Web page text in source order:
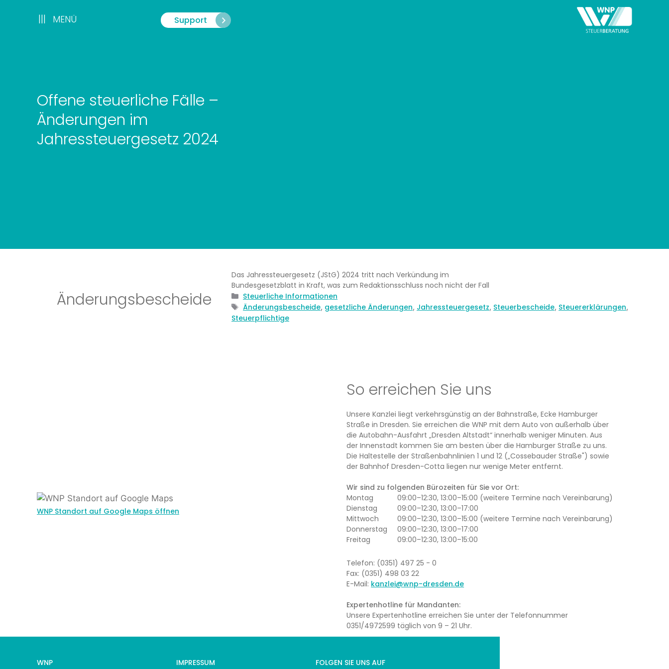
Support
||| MENÜ
|||
Offene steuerliche Fälle –
Änderungen im
Jahressteuergesetz 2024
Änderungsbescheide
Das Jahressteuergesetz (JStG) 2024 tritt nach Verkündung im
Bundesgesetzblatt in Kraft, was zum Redaktionsschluss noch nicht der Fall
Kategorien
Steuerliche Informationen
Schlagwörter
Änderungsbescheide, gesetzliche Änderungen, Jahressteuergesetz, Steuerbescheide, Steuererklärungen,
Steuerpflichtige
WNP Standort auf Google Maps öffnen
So erreichen Sie uns
Unsere Kanzlei liegt verkehrsgünstig an der Bahnstraße, Ecke Hamburger
Straße in Dresden. Sie erreichen die WNP mit dem Auto von außerhalb über
die Autobahn-Ausfahrt „Dresden Altstadt“ innerhalb weniger Minuten. Aus
der Innenstadt kommen Sie am besten über die Hamburger Straße zu uns.
Die Haltestelle der Straßenbahnlinien 1 und 12 („Cossebauder Straße") sowie
der Bahnhof Dresden-Cotta liegen nur wenige Meter entfernt.
Wir sind zu folgenden Bürozeiten für Sie vor Ort:
Montag
09:00–12:30, 13:00–15:00 (weitere Termine nach Vereinbarung)
Dienstag
09:00–12:30, 13:00–17:00
Mittwoch
09:00–12:30, 13:00–15:00 (weitere Termine nach Vereinbarung)
Donnerstag
09:00–12:30, 13:00–17:00
Freitag
09:00–12:30, 13:00–15:00
Telefon: (0351) 497 25 - 0
Fax: (0351) 498 03 22
E-Mail: kanzlei@wnp-dresden.de
Expertenhotline für Mandanten:
Unsere Expertenhotline erreichen Sie unter der Telefonnummer
0351/4972599 täglich von 9 – 21 Uhr.
WNP
IMPRESSUM FOLGEN SIE UNS AUF